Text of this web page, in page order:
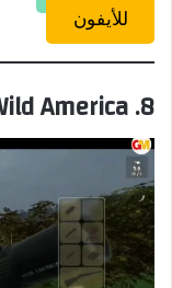
للأيفون
8. Way of the Hunter: Wild America